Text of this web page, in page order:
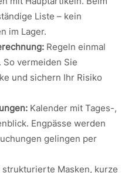
Liste – kein
im Lager.
Regeln einmal
vermeiden Sie
und sichern Ihr Risiko
Kalender mit Tages-,
Engpässe werden
gelingen per
Masken, kurze